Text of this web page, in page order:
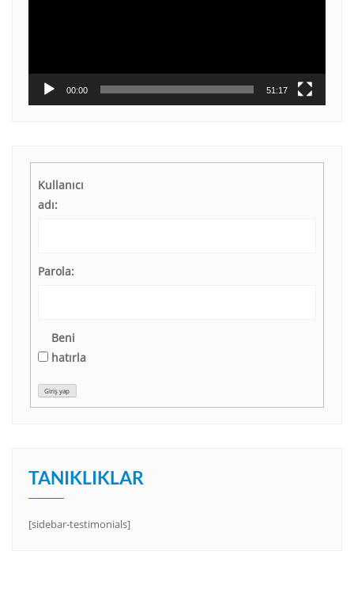
00:00 51:17
Kullanıcı
adı:
Parola:
Beni
hatırla
Giriş yap
TANIKLIKLAR
[sidebar-testimonials]